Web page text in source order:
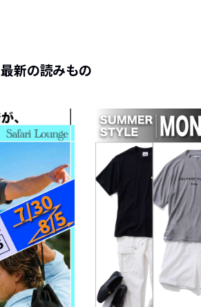
最新の読みもの